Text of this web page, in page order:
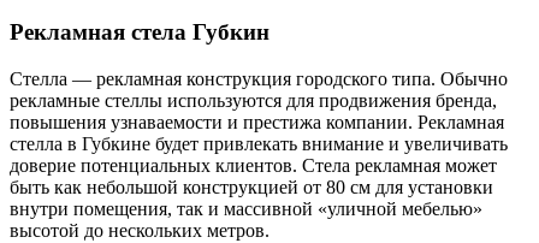
Рекламная стела Губкин
Стелла — рекламная конструкция городского типа. Обычно
рекламные стеллы используются для продвижения бренда,
повышения узнаваемости и престижа компании. Рекламная
стелла в Губкине будет привлекать внимание и увеличивать
доверие потенциальных клиентов. Стела рекламная может
быть как небольшой конструкцией от 80 см для установки
внутри помещения, так и массивной «уличной мебелью»
высотой до нескольких метров.